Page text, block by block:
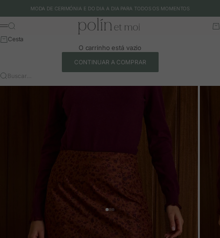
MODA DE CERIMÓNIA E DO DIA A DIA PARA TODOS OS MOMENTOS
Polín et moi - EU
Menu
Buscar
Cesta
O carrinho está vazio
CONTINUAR A COMPRAR
Buscar…
Ir para o artigo 1
Ir para o artigo 2
Ir para o artigo 3